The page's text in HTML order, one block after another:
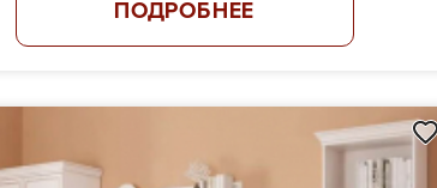
ПОДРОБНЕЕ